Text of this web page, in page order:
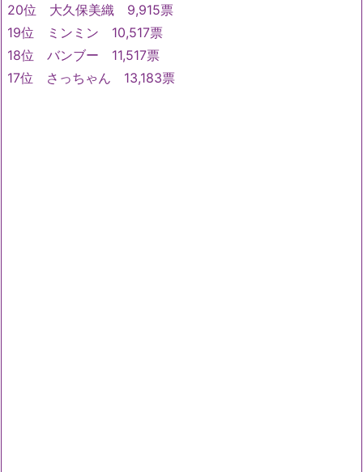
20位 大久保美織 9,915票
19位 ミンミン 10,517票
18位 バンブー 11,517票
17位 さっちゃん 13,183票